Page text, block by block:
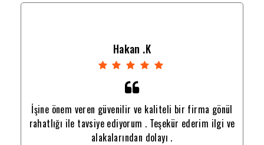
Hakan .K
İşine önem veren güvenilir ve kaliteli bir firma gönül
rahatlığı ile tavsiye ediyorum . Teşekür ederim ilgi ve
alakalarından dolayı .